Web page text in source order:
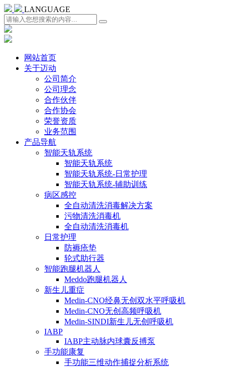
LANGUAGE
网站首页
关于迈动
公司简介
公司理念
合作伙伴
合作协会
荣誉资质
业务范围
产品导航
智能天轨系统
智能天轨系统
智能天轨系统-日常护理
智能天轨系统-辅助训练
病区感控
全自动清洗消毒解决方案
污物清洗消毒机
全自动清洗消毒机
日常护理
防褥疮垫
轮式助行器
智能跑腿机器人
Meddo跑腿机器人
新生儿重症
Medin-CNO经鼻无创双水平呼吸机
Medin-CNO无创高频呼吸机
Medin-SINDI新生儿无创呼吸机
IABP
IABP主动脉内球囊反搏泵
手功能康复
手功能三维动作捕捉分析系统